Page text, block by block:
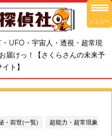
UFO・宇宙人・透視・超常現
届けっ！【さくらさんの未来予
ト】
・前世(一覧)
超能力・超常現象
メニュー